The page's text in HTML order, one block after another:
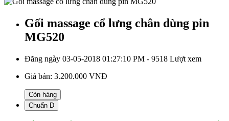
Gối massage cổ lưng chân dùng pin
MG520
Đăng ngày 03-05-2018 01:27:10 PM - 9518 Lượt xem
Giá bán: 3.200.000 VNĐ
Còn hàng
Chuẩn D